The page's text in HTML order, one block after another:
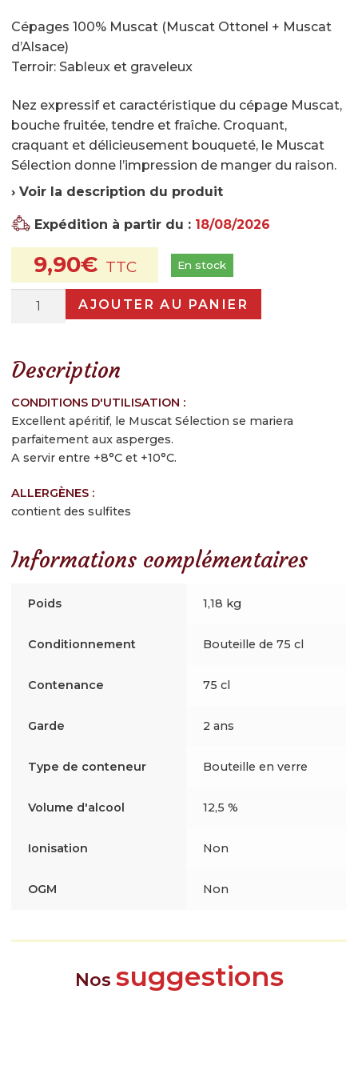
Inscrivez-vous à notre newsletter gourmande
Cépages 100% Muscat (Muscat Ottonel + Muscat
d’Alsace)
Terroir: Sableux et graveleux
Nez expressif et caractéristique du cépage Muscat,
bouche fruitée, tendre et fraîche. Croquant,
craquant et délicieusement bouqueté, le Muscat
Sélection donne l’impression de manger du raison.
› Voir la description du produit
Expédition à partir du : 18/08/2026
9,90€ En stock
quantité
Selection
AJOUTER AU PANIER
Description
CONDITIONS D'UTILISATION :
Excellent apéritif, le Muscat Sélection se mariera
parfaitement aux asperges.
A servir entre +8°C et +10°C.
ALLERGÈNES :
contient des sulfites
Informations complémentaires
Poids 1,18 kg
Conditionnement Bouteille de 75 cl
Contenance 75 cl
Garde 2 ans
Type de conteneur Bouteille en verre
Volume d'alcool 12,5 %
Ionisation Non
OGM Non
Nos suggestions